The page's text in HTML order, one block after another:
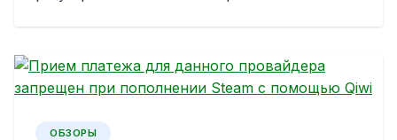
ОБЗОРЫ